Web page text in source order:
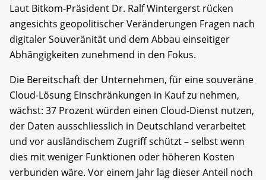
Laut Bitkom-Präsident Dr. Ralf Wintergerst rücken
angesichts geopolitischer Veränderungen Fragen nach
digitaler Souveränität und dem Abbau einseitiger
Abhängigkeiten zunehmend in den Fokus.
Die Bereitschaft der Unternehmen, für eine souveräne
Cloud-Lösung Einschränkungen in Kauf zu nehmen,
wächst: 37 Prozent würden einen Cloud-Dienst nutzen,
der Daten ausschliesslich in Deutschland verarbeitet
und vor ausländischem Zugriff schützt – selbst wenn
dies mit weniger Funktionen oder höheren Kosten
verbunden wäre. Vor einem Jahr lag dieser Anteil noch